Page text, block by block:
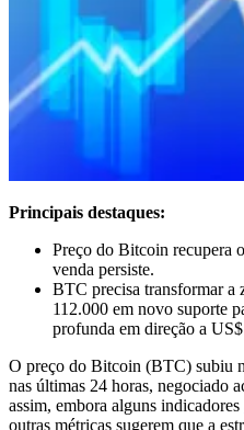
Principais destaques:
Preço do Bitcoin recupera
venda persiste.
BTC precisa transformar a
112.000 em novo suporte
profunda em direção a
O preço do Bitcoin (BTC) subiu
nas últimas 24 horas, negociado
assim, embora alguns indicadores
outras métricas sugerem que a